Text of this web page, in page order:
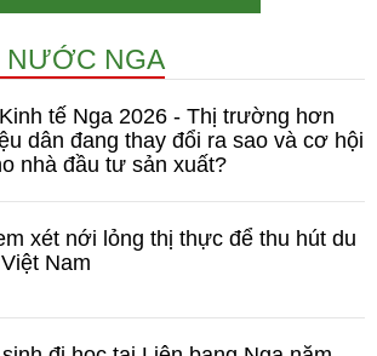
NƯỚC NGA
tế Nga 2026 - Thị trường hơn
dân đang thay đổi ra sao và cơ hội
nhà đầu tư sản xuất?
xét nới lỏng thị thực để thu hút du
Nam